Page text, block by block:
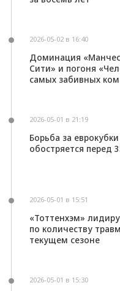
2026-05-02 в 16:40
Доминация
Сити» и погоня
самых забивных
2026-05-01 в 21:19
Борьба за
обостряется перед
2026-05-01 в 15:51
«Тоттенхэм»
по количеству
текущем сезоне
2026-05-01 в 15:30